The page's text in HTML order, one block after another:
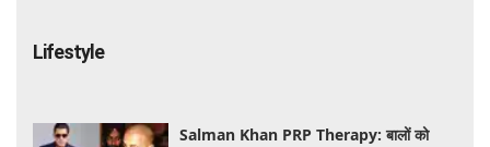
Lifestyle
Salman Khan PRP Therapy: बालों को